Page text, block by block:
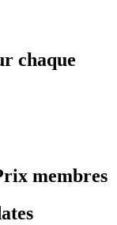
chaque
membres